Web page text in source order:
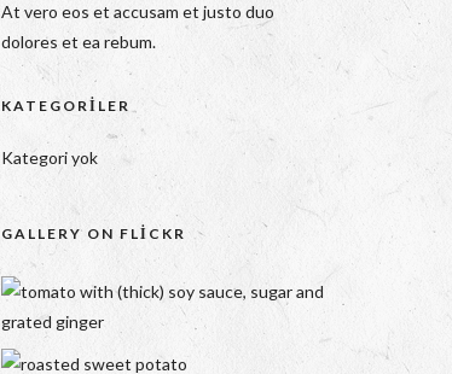
At vero eos et accusam et justo duo
dolores et ea rebum.
KATEGORILER
Kategori yok
GALLERY ON FLICKR